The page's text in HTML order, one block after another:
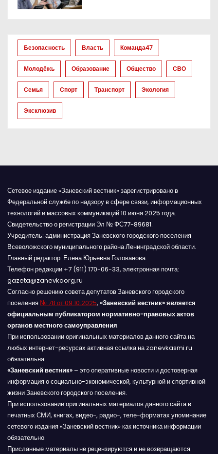
з
а
п
и
с
м
Безопасность Власть Команда47
Молодёжь Образование Общество СВО
Семья Спорт Транспорт Экология
Эксклюзив
Сетевое издание «Заневский вестник» зарегистрировано в
Федеральной службе по надзору в сфере связи, информационных
технологий и массовых коммуникаций 10 июня 2025 года.
Свидетельство о регистрации Эл № ФС77-89681.
Учредитель: администрация Заневского городского поселения
Всеволожского муниципального района Ленинградской области.
Главный редактор: Елена Юрьевна Голованова.
Телефон редакции +7 (911) 170-06-33, электронная почта:
gazeta@zanevkaorg.ru
Согласно решению совета депутатов Заневского городского
поселения № 78 от 09.10.2025, «Заневский вестник» является
официальным публикатором нормативно-правовых актов
органов местного самоуправления.
При использовании оригинальных материалов данного сайта на
любых интернет-ресурсах активная ссылка на zanevkasmi.ru
обязательна.
«Заневский вестник» – это оперативные новости и достоверная
информация о социально-экономической, культурной и спортивной
жизни Заневского городского поселения.
При использовании оригинальных материалов данного сайта в
печатных СМИ, книгах, видео-, радио-, теле-форматах упоминание
сетевого издания «Заневский вестник» как источника информации
обязательно.
Присланные материалы не рецензируются и не возвращаются.